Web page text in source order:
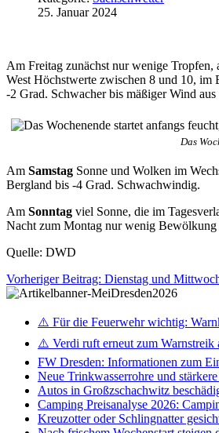
25. Januar 2024
Am Freitag zunächst nur wenige
West Höchstwerte zwischen 8 und 10,
-2 Grad. Schwacher bis mäßiger Wind aus
Das
Am Samstag Sonne und Wolken im
Bergland bis -4 Grad. Schwachwindig.
Am Sonntag viel Sonne, die im
Nacht zum Montag nur wenig Bewölkung
Quelle: DWD
Vorheriger Beitrag: Dienstag und
⚠️ Für die Feuerwehr wichtig:
⚠️ Verdi ruft erneut zum Warnstreik
FW Dresden: Informationen zum
Neue Trinkwasserrohre und
Autos in Großzschachwitz
Camping Preisanalyse 2026:
Kreuzotter oder Schlingnatter